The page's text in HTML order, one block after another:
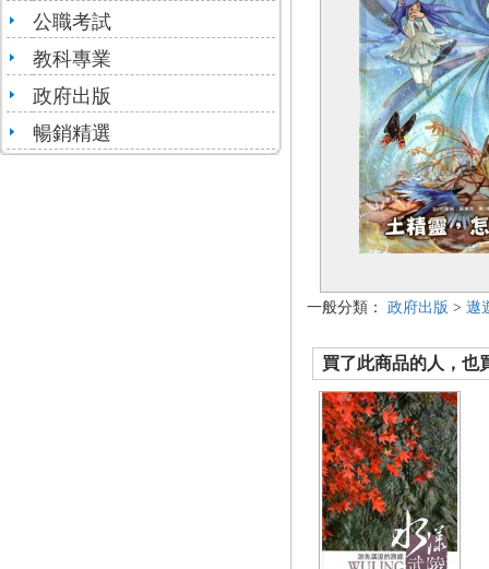
公職考試
教科專業
政府出版
暢銷精選
一般分類： 政府出版 > 遨
買了此商品的人，也